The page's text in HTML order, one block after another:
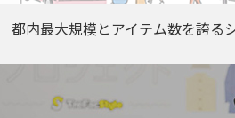
都内最大規模とアイテム数を誇る